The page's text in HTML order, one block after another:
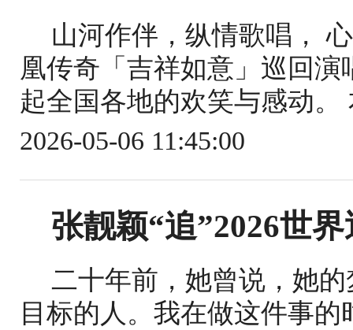
山河作伴，纵情歌唱，
凰传奇「吉祥如意」巡回
起全国各地的欢笑与感动
2026-05-06 11:45:00
张靓颖“追”2026世
二十年前，她曾说，她
目标的人。我在做这件事